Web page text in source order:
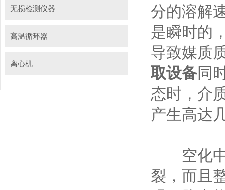
无损检测仪器
高温循环器
离心机
分的溶解
是瞬时的
导致媒质
取设备同
态时，介
产生高达
空化中
裂，而且